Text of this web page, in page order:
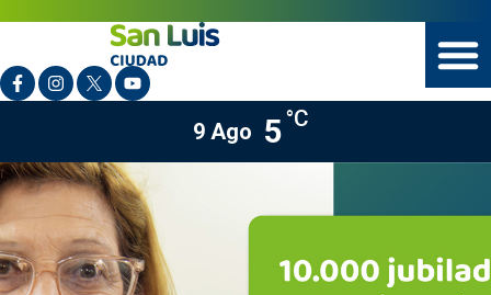
9 Ago 5°C